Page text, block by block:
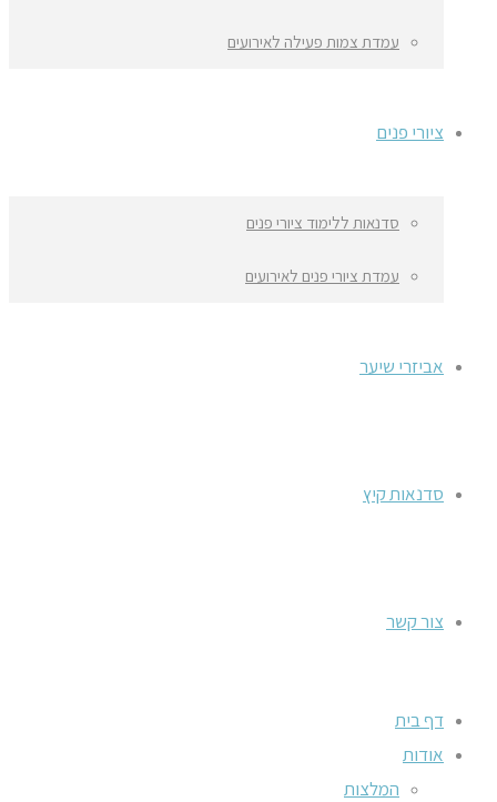
עמדת צמות פעילה לאירועים
ציורי פנים
סדנאות ללימוד ציורי פנים
עמדת ציורי פנים לאירועים
אביזרי שיער
סדנאות קיץ
צור קשר
דף בית
אודות
המלצות